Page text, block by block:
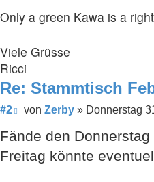
Only a green Kawa is a
Viele Grüsse
Ricci
Re: Stammtisch
#2 Beitrag
von Zerby» Donnerstag
Fände den Donnerstag
Freitag könnte